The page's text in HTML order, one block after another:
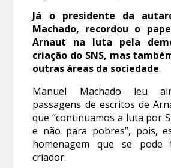
Já o presidente da
Machado, recordou o
Arnaut na luta pela
criação do SNS, mas
outras áreas da sociedade.
Manuel Machado leu
passagens de escritos de
que “continuamos a luta por
e não para pobres”, pois,
homenagem que se
criador.